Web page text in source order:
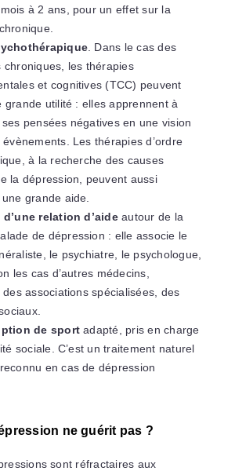
à 2 ans, pour un effet sur la
. Dans le cas des
chroniques, les thérapies
et cognitives (TCC) peuvent
grande utilité : elles apprennent à
pensées négatives en une vision
Les thérapies d’ordre
à la recherche des causes
la dépression, peuvent aussi
grande aide.
relation d’aideautour de la
de dépression : elle associe le
le psychiatre, le psychologue,
les cas d’autres médecins,
des associations spécialisées, des
de sport adapté, pris en charge
sociale. C’est un traitement naturel
en cas de dépression
ne guérit pas ?
sont réfractaires aux